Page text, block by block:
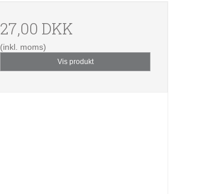
27,00 DKK
(inkl. moms)
Vis produkt